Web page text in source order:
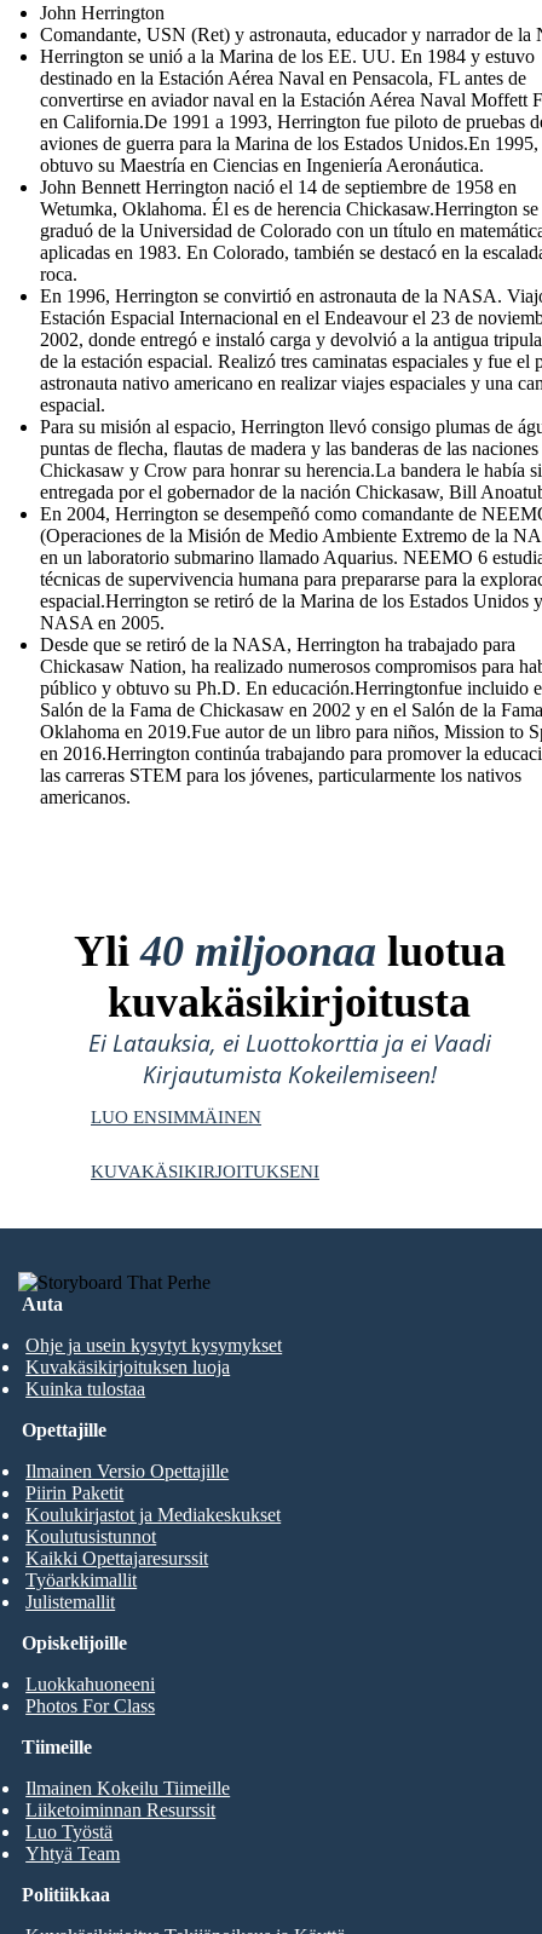
John Herrington
Comandante, USN (Ret) y astronauta, educador y narrador de
Herrington se unió a la Marina de los EE. UU. En 1984 y estuvo
destinado en la Estación Aérea Naval en Pensacola, FL antes de
convertirse en aviador naval en la Estación Aérea Naval Moffett
en California.De 1991 a 1993, Herrington fue piloto de pruebas
aviones de guerra para la Marina de los Estados Unidos.En 1995,
obtuvo su Maestría en Ciencias en Ingeniería Aeronáutica.
John Bennett Herrington nació el 14 de septiembre de 1958 en
Wetumka, Oklahoma. Él es de herencia Chickasaw.Herrington se
graduó de la Universidad de Colorado con un título en
aplicadas en 1983. En Colorado, también se destacó en la
roca.
En 1996, Herrington se convirtió en astronauta de la NASA.
Estación Espacial Internacional en el Endeavour el 23 de
2002, donde entregó e instaló carga y devolvió a la antigua
de la estación espacial. Realizó tres caminatas espaciales y fue el
astronauta nativo americano en realizar viajes espaciales y una
espacial.
Para su misión al espacio, Herrington llevó consigo plumas de
puntas de flecha, flautas de madera y las banderas de las naciones
Chickasaw y Crow para honrar su herencia.La bandera le había
entregada por el gobernador de la nación Chickasaw, Bill
En 2004, Herrington se desempeñó como comandante de
(Operaciones de la Misión de Medio Ambiente Extremo de la
en un laboratorio submarino llamado Aquarius. NEEMO 6
técnicas de supervivencia humana para prepararse para la
espacial.Herrington se retiró de la Marina de los Estados Unidos
NASA en 2005.
Desde que se retiró de la NASA, Herrington ha trabajado para
Chickasaw Nation, ha realizado numerosos compromisos para
público y obtuvo su Ph.D. En educación.Herringtonfue incluido
Salón de la Fama de Chickasaw en 2002 y en el Salón de la
Oklahoma en 2019.Fue autor de un libro para niños, Mission to
en 2016.Herrington continúa trabajando para promover la
las carreras STEM para los jóvenes, particularmente los nativos
americanos.
Yli40 miljoonaa luotua
kuvakäsikirjoitusta
Ei Latauksia, ei Luottokorttia ja ei Vaadi
Kirjautumista Kokeilemiseen!
LUO ENSIMMÄINEN
KUVAKÄSIKIRJOITUKSENI
Auta
Ohje ja usein kysytyt kysymykset
Kuvakäsikirjoituksen luoja
Kuinka tulostaa
Opiskelijoille
Luokkahuoneeni
Photos For Class
Opettajille
Ilmainen Versio Opettajille
Piirin Paketit
Koulukirjastot ja Mediakeskukset
Koulutusistunnot
Kaikki Opettajaresurssit
Työarkkimallit
Julistemallit
Tiimeille
Ilmainen Kokeilu Tiimeille
Liiketoiminnan Resurssit
Luo Työstä
Yhtyä Team
Politiikkaa